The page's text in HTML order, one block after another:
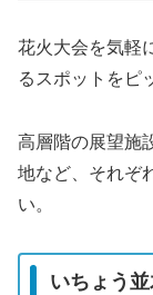
花火大会を気軽
るスポットをピ
高層階の展望施
地など、それぞ
い。
いちょう並